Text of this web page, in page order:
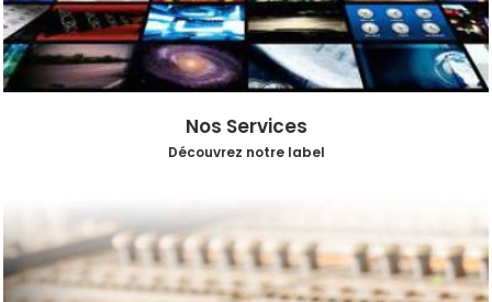
Nos Services
Découvrez notre label